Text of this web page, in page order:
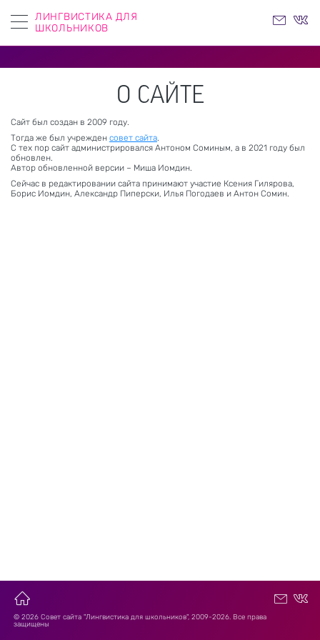
ЛИНГВИСТИКА ДЛЯ
ШКОЛЬНИКОВ
О САЙТЕ
Сайт был создан в 2009 году.
Тогда же был учрежден совет сайта.
С тех пор сайт администрировался Антоном Соминым, а в 2021 году был
обновлен.
Автор обновленной версии – Миша Иомдин.
Сейчас в редактировании сайта принимают участие Ксения Гилярова,
Борис Иомдин, Александр Пиперски, Илья Погодаев и Антон Сомин.
© 2026 Совет сайта "Лингвистика для школьников", 2009-2026. Все права
защищены